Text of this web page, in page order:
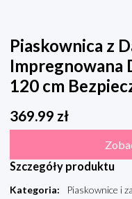
Piaskownica z
Impregnowana
120 cm
369.99 zł
Szczegóły produktu
Kategoria:
Piaskownice i